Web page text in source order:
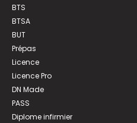
BTS
BTSA
BUT
Prépas
Licence
Licence Pro
DN Made
PASS
Diplome infirmier